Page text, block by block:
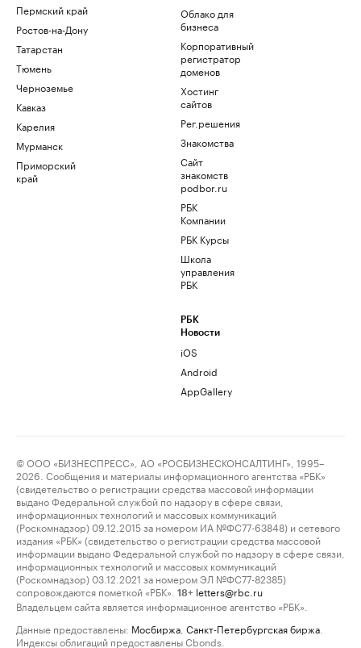
Пермский край
Ростов-на-Дону
Татарстан
Тюмень
Черноземье
Кавказ
Карелия
Мурманск
Приморский
край
Облако для
бизнеса
Корпоративный
регистратор
доменов
Хостинг
сайтов
Рег.решения
Знакомства
Сайт
знакомств
podbor.ru
РБК
Компании
РБК Курсы
Школа
управления
РБК
РБК
Новости
iOS
Android
AppGallery
© ООО «БИЗНЕСПРЕСС», АО «РОСБИЗНЕСКОНСАЛТИНГ», 1995–
2026. Сообщения и материалы информационного агентства «РБК»
(свидетельство о регистрации средства массовой информации
выдано Федеральной службой по надзору в сфере связи,
информационных технологий и массовых коммуникаций
(Роскомнадзор) 09.12.2015 за номером ИА №ФС77-63848) и сетевого
издания «РБК» (свидетельство о регистрации средства массовой
информации выдано Федеральной службой по надзору в сфере связи,
информационных технологий и массовых коммуникаций
(Роскомнадзор) 03.12.2021 за номером ЭЛ №ФС77-82385)
сопровождаются пометкой «РБК».
18+ letters@rbc.ru
Владельцем сайта является информационное агентство «РБК».
Данные предоставлены: Мосбиржа Санкт-Петербургская биржа
Индексы облигаций предоставлены Cbonds.